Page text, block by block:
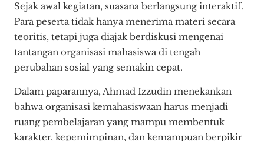
Sejak awal kegiatan, suasana berlangsung interaktif.
Para peserta tidak hanya menerima materi secara
teoritis, tetapi juga diajak berdiskusi mengenai
tantangan organisasi mahasiswa di tengah
perubahan sosial yang semakin cepat.
Dalam paparannya, Ahmad Izzudin menekankan
bahwa organisasi kemahasiswaan harus menjadi
ruang pembelajaran yang mampu membentuk
karakter, kepemimpinan, dan kemampuan berpikir